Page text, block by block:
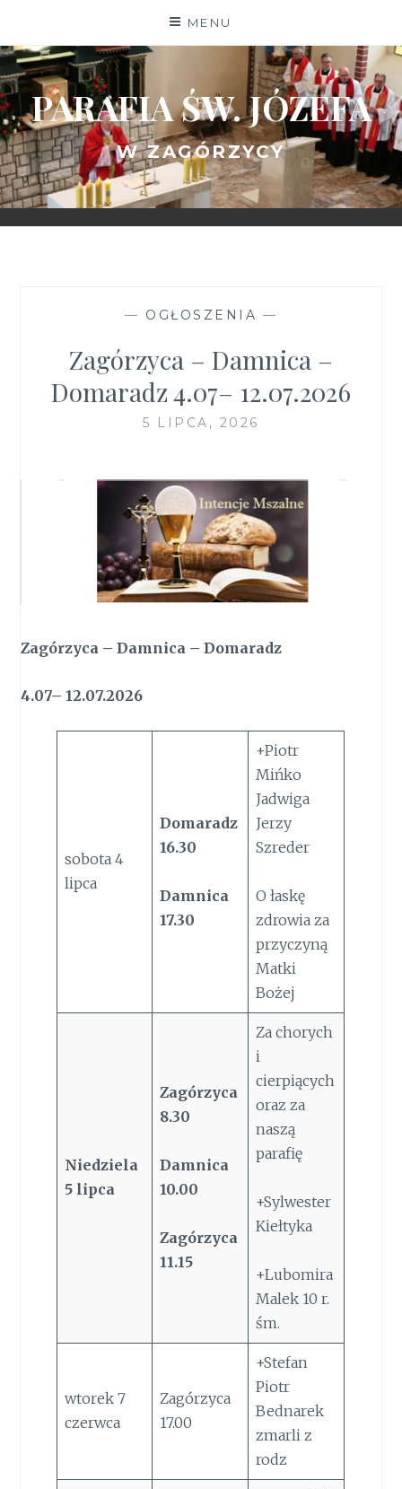
content
MENU
PARAFIA ŚW. JÓZEFA
W ZAGÓRZYCY
— OGŁOSZENIA —
Zagórzyca – Damnica –
Domaradz 4.07– 12.07.2026
5 LIPCA, 2026
Zagórzyca – Damnica – Domaradz
4.07– 12.07.2026
sobota 4
lipca
Domaradz
16.30
Damnica
17.30
+Piotr
Mińko
Jadwiga
Jerzy
Szreder
O łaskę
zdrowia za
przyczyną
Matki
Bożej
Niedziela
5 lipca
Zagórzyca
8.30
Damnica
10.00
Zagórzyca
11.15
Za chorych
i
cierpiących
oraz za
naszą
parafię
+Sylwester
Kiełtyka
+Lubomira
Malek 10 r.
śm.
wtorek 7
czerwca
Zagórzyca
17.00
+Stefan
Piotr
Bednarek
zmarli z
rodz